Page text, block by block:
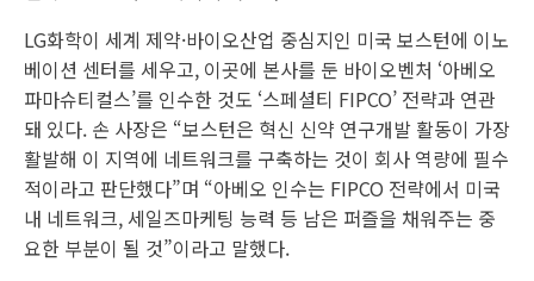
LG화학이 세계 제약·바이오산업 중심지인 미국 보스턴에 이노
베이션 센터를 세우고, 이곳에 본사를 둔 바이오벤처 ‘아베오
파마슈티컬스’를 인수한 것도 ‘스페셜티 FIPCO’ 전략과 연관
돼 있다. 손 사장은 “보스턴은 혁신 신약 연구개발 활동이 가장
활발해 이 지역에 네트워크를 구축하는 것이 회사 역량에 필수
적이라고 판단했다”며 “아베오 인수는 FIPCO 전략에서 미국
내 네트워크, 세일즈마케팅 능력 등 남은 퍼즐을 채워주는 중
요한 부분이 될 것”이라고 말했다.